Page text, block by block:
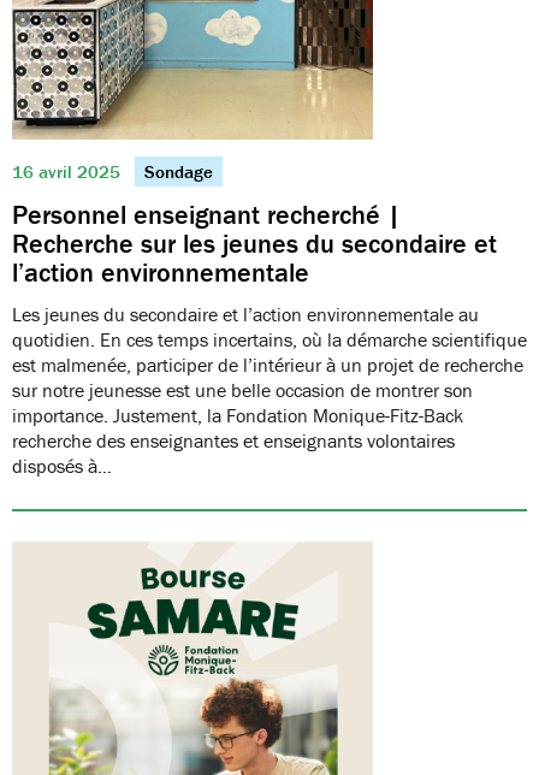
16 avril 2025 Sondage
Personnel enseignant recherché |
Recherche sur les jeunes du secondaire et
l’action environnementale
Les jeunes du secondaire et l’action environnementale au
quotidien. En ces temps incertains, où la démarche scientifique
est malmenée, participer de l’intérieur à un projet de recherche
sur notre jeunesse est une belle occasion de montrer son
importance. Justement, la Fondation Monique-Fitz-Back
recherche des enseignantes et enseignants volontaires
disposés à…